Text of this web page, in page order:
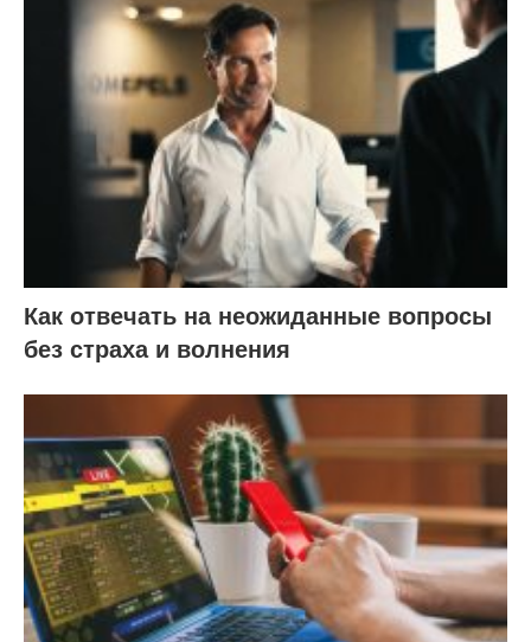
Как отвечать на неожиданные вопросы
без страха и волнения